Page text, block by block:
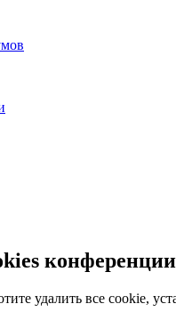
конференции
удалить все cookie,